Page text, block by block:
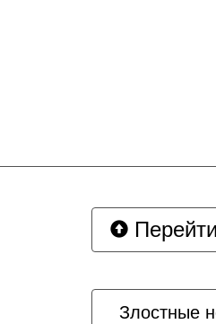
Злостные